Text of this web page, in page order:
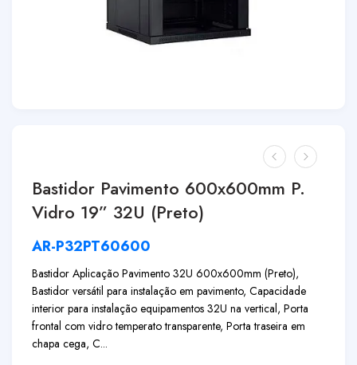
Bastidor Pavimento 600x600mm P.
Vidro 19” 32U (Preto)
AR-P32PT60600
Bastidor Aplicação Pavimento 32U 600x600mm (Preto),
Bastidor versátil para instalação em pavimento, Capacidade
interior para instalação equipamentos 32U na vertical, Porta
frontal com vidro temperato transparente, Porta traseira em
chapa cega, C...